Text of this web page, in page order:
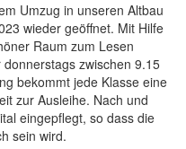
Umzug in unseren Altbau
wieder geöffnet. Mit Hilfe
Raum zum Lesen
zwischen 9.15
bekommt jede Klasse eine
zur Ausleihe. Nach und
eingepflegt, so dass die
sein wird.